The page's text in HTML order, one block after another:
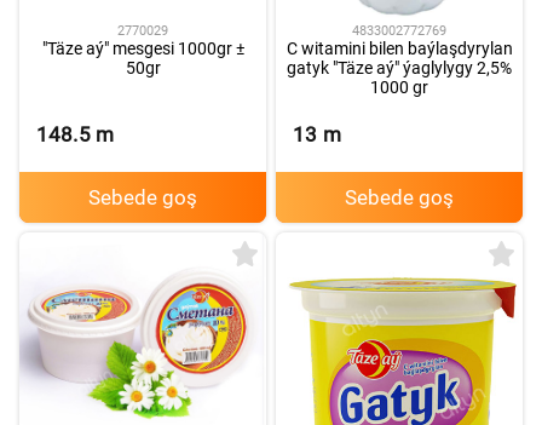
2770029
"Täze aý" mesgesi 1000gr ±
50gr
148.5 m
Sebede goş
4833002772769
C witamini bilen baýlaşdyrylan
gatyk "Täze aý" ýaglylygy 2,5%
1000 gr
13 m
Sebede goş